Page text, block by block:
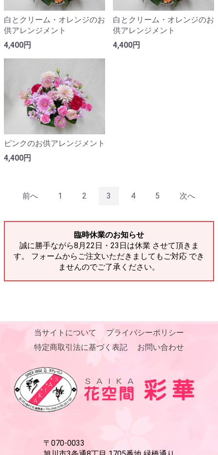
白とクリーム・オレンジのお
供アレンジメント
4,400円
白とクリーム・オレンジのお
供アレンジメント
4,400円
ピンクのお供アレンジメント
4,400円
前へ 1 2 3 4 5 次へ
臨時休業のお知らせ
誠に勝手ながら8月22日・23日は休業 させて頂きま
す。 フォームからご注文いただきましてもご対応 でき
ませんのでご了承ください。
当サイトについて
プライバシーポリシー
特定商取引法に基づく表記
お問い合わせ
〒070-0033